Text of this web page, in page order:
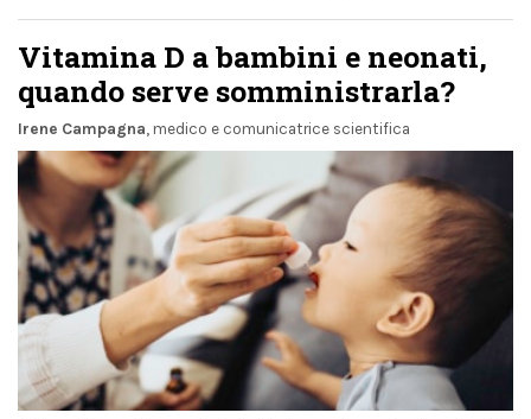
Vitamina D a bambini e neonati,
quando serve somministrarla?
Irene Campagna , medico e comunicatrice scientifica